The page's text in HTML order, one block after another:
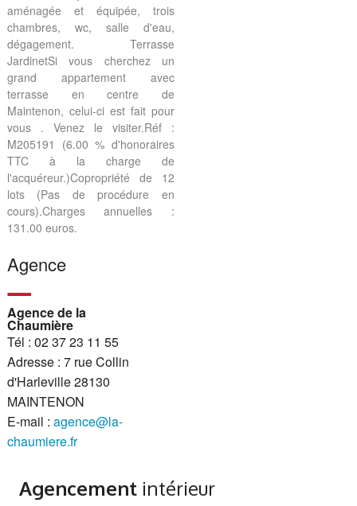
aménagée et équipée, trois
chambres, wc, salle d'eau,
dégagement. Terrasse
JardinetSi vous cherchez un
grand appartement avec
terrasse en centre de
Maintenon, celui-ci est fait pour
vous . Venez le visiter.Réf :
M205191 (6.00 % d'honoraires
TTC à la charge de
l'acquéreur.)Copropriété de 12
lots (Pas de procédure en
cours).Charges annuelles :
131.00 euros.
Agence
Agence de la
Chaumière
Tél : 02 37 23 11 55
Adresse : 7 rue Collin
d'Harleville 28130
MAINTENON
E-mail : agence@la-
chaumiere.fr
Agencement intérieur